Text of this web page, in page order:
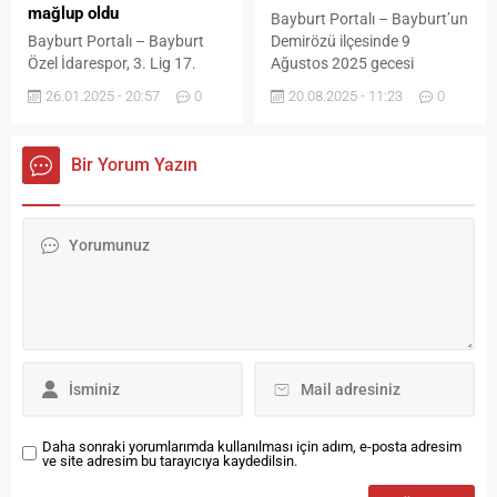
olarak yeni bir zam
dalgasıyla karşı karşıyayız.
Uzun...
mağlup oldu
Bayburt Portalı – Bayburt
Özel İdarespor, 3. Lig 17.
Osman Stadı’nda ağırladığı
olarak ligde düşme potasına
yaklaştı. Saat 14.00’te
hakem heyeti yönetti. İlk yarı
26.01.2025 - 20:57 0
Bayburt Portalı – Bayburt’un
Demirözü ilçesinde 9
Ağustos 2025 gecesi
hırsızlığı olayı, Bayburt İl
Ö.K.’nin...
20.08.2025 - 11:23 0
Bir Yorum Yazın
Daha sonraki yorumlarımda kullanılması için adım, e-posta adresim
ve site adresim bu tarayıcıya kaydedilsin.